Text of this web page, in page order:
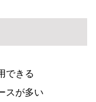
できる
スが多い